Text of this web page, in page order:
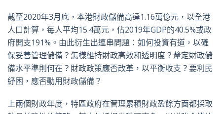
截至2020年3月底，本港財政儲備高達1.16萬億元，以全港
人口計算，每人平均15.4萬元，佔2019年GDP的40.5%或政
府開支191%。由此衍生出連串問題：如何投資有道，以確
保妥善管理儲備？怎樣維持財政高效和透明度？釐定財政儲
備水平準則何在？財政政策應否改革，以平衡收支？要利民
紓困，應否動用財政儲備？
上兩個財政年度，特區政府在管理累積財政盈餘方面都採取